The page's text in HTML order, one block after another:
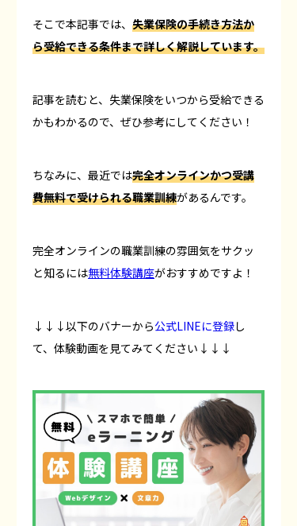
そこで本記事では、 失業保険の手続き方法か
ら受給できる条件まで詳しく解説しています。
記事を読むと、失業保険をいつから受給できる
かもわかるので、ぜひ参考にしてください！
ちなみに、最近では完全オンラインかつ受講
費無料で受けられる職業訓練があるんです。
完全オンラインの職業訓練の雰囲気をサクッ
と知るには無料体験講座がおすすめですよ！
↓↓↓以下のバナーから公式LINEに登録し
て、体験動画を見てみてください↓↓↓